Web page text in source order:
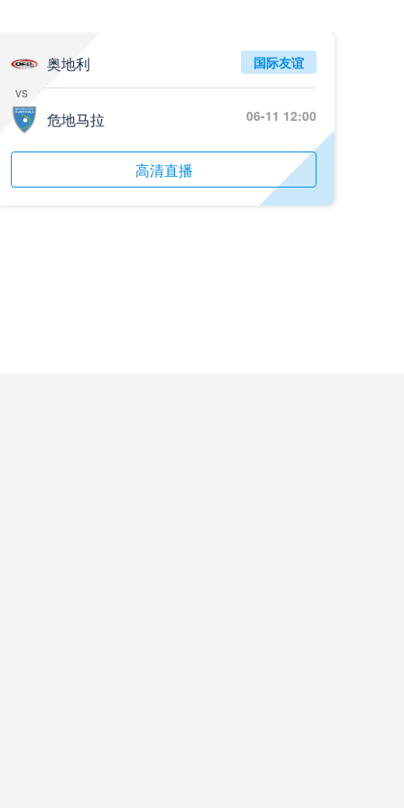
奥地利
vs
危地马拉
国际友谊
06-11 12:00
高清直播